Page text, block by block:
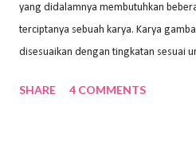
yang didalamnya membutuhkan
terciptanya sebuah karya. Karya
disesuaikan dengan tingkatan sesuai
sehingga hasilnya bisa dilihat. Peran
SHARE 4 COMMENTS